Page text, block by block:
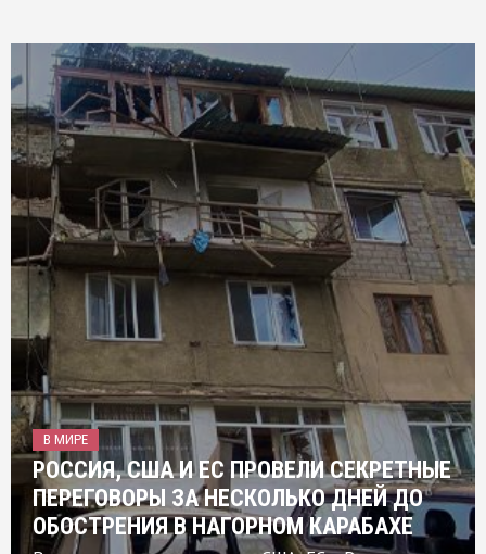
В МИРЕ
РОССИЯ, США И ЕС ПРОВЕЛИ СЕКРЕТНЫЕ
ПЕРЕГОВОРЫ ЗА НЕСКОЛЬКО ДНЕЙ ДО
ОБОСТРЕНИЯ В НАГОРНОМ КАРАБАХЕ